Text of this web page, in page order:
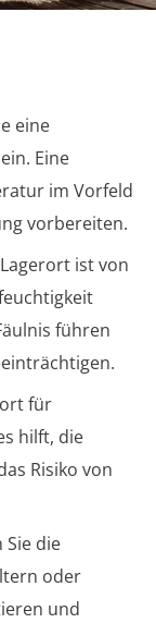
eine
Eine
im Vorfeld
vorbereiten.
ist von
führen
für
hilft, die
Risiko von
Sie die
oder
und